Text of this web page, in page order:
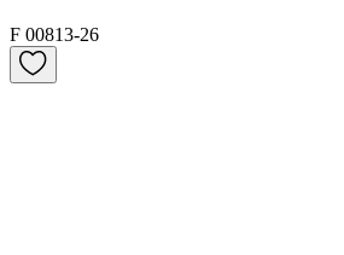
F 00813-26